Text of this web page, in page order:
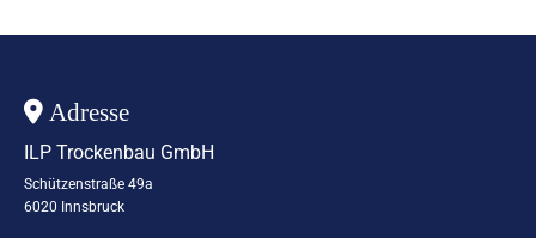
 Adresse
ILP Trockenbau GmbH
Schützenstraße 49a
6020 Innsbruck